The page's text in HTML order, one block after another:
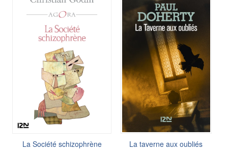
La Société schizophrène La taverne aux oubliés